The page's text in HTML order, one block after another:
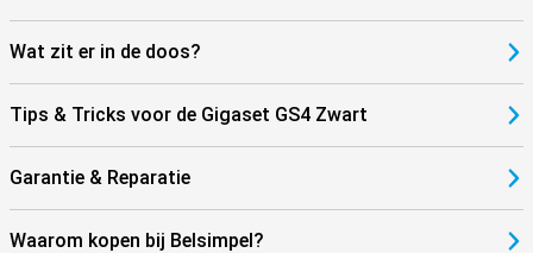
Wat zit er in de doos?
Tips & Tricks voor de Gigaset GS4 Zwart
Garantie & Reparatie
Waarom kopen bij Belsimpel?